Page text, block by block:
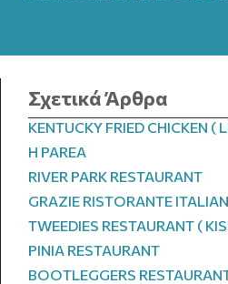
Σχετικά Άρθρα
KENTUCKY FRIED CHICKEN (
H PAREA
RIVER PARK RESTAURANT
GRAZIE RISTORANTE
TWEEDIES RESTAURANT (
PINIA RESTAURANT
BOOTLEGGERS